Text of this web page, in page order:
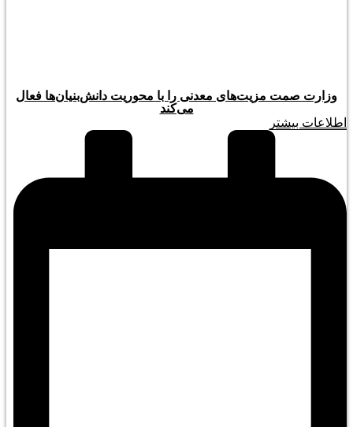
وزارت صمت مزیت‌های معدنی را با محوریت دانش‌بنیان‌ها فعال
می‌کند
اطلاعات بیشتر